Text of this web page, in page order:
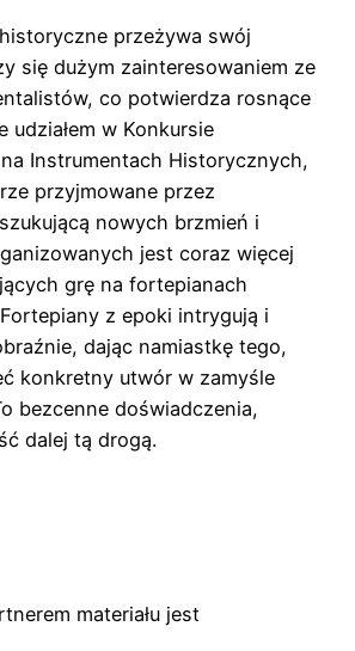
przeżywa swój
się dużym zainteresowaniem ze
co potwierdza rosnące
udziałem w Konkursie
Instrumentach Historycznych,
przyjmowane przez
nowych brzmień i
jest coraz więcej
grę na fortepianach
z epoki intrygują i
dając namiastkę tego,
konkretny utwór w zamyśle
bezcenne doświadczenia,
dalej tą drogą.
materiału jest